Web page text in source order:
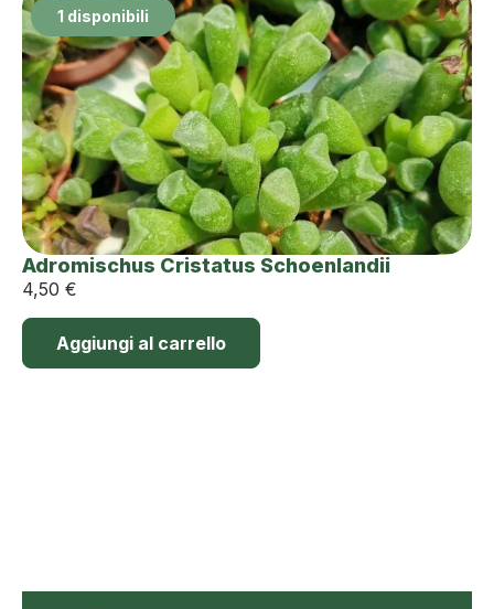
1 disponibili
Adromischus Cristatus Schoenlandii
4,50 €
Aggiungi al carrello